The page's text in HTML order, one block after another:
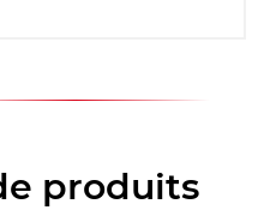
produits